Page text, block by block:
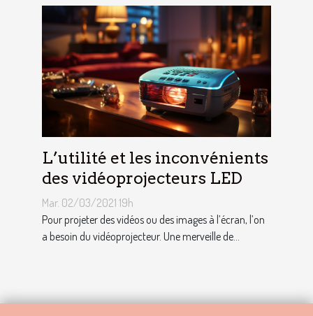
L’utilité et les inconvénients
des vidéoprojecteurs LED
Mar. 02/03/2021 19h
Pour projeter des vidéos ou des images à l’écran, l’on
a besoin du vidéoprojecteur. Une merveille de...